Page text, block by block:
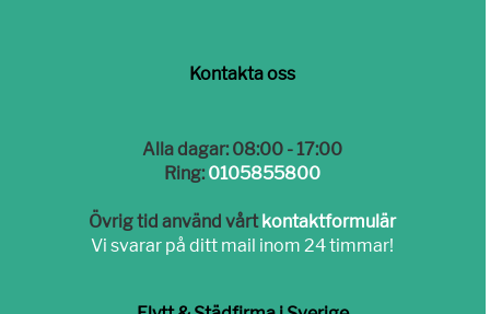
Kontakta oss
Alla dagar: 08:00 - 17:00
Ring: 0105855800
Övrig tid använd vårtkontaktformulär
Vi svarar på ditt mail inom 24 timmar!